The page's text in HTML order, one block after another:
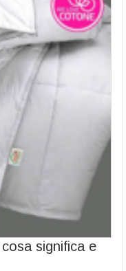
significa e